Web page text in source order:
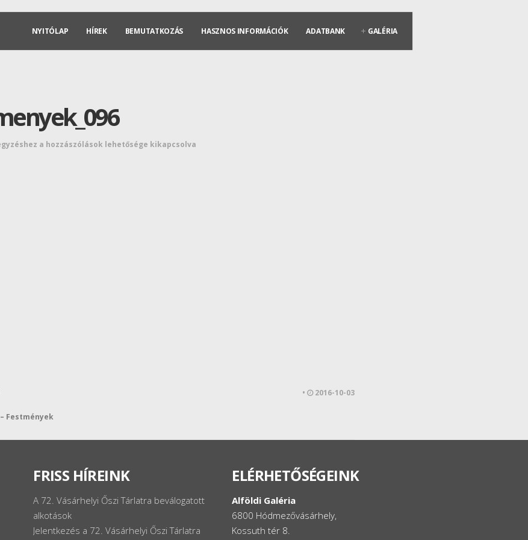
NYITÓLAP HÍREK BEMUTATKOZÁS HASZNOS INFORMÁCIÓK ADATBANK GALÉRIA
a hozzászólások lehetősége kikapcsolva
• 2016-10-03
Festmények
FRISS HÍREINK
A 72. Vásárhelyi Őszi Tárlatra beválogatott
alkotások
Jelentkezés a 72. Vásárhelyi Őszi Tárlatra
ELÉRHETŐSÉGEINK
Alföldi Galéria
6800 Hódmezővásárhely,
Kossuth tér 8.